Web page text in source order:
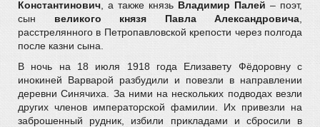
Константинович , а также князь Владимир Палей – поэт,
сын великого князя Павла Александровича
расстрелянного в Петропавловской крепости через полгода
после казни сына.
В ночь на 18 июля 1918 года Елизавету Фёдоровну с
инокиней Варварой разбудили и повезли в направлении
деревни Синячиха. За ними на нескольких подводах везли
других членов императорской фамилии. Их привезли на
заброшенный рудник, избили прикладами и сбросили в